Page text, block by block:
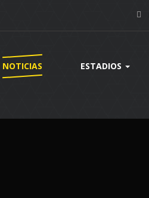
NOTICIAS ESTADIOS